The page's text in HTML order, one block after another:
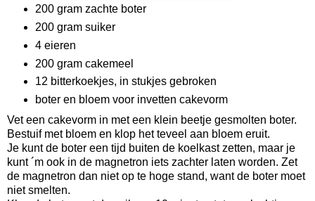
200 gram zachte boter
200 gram suiker
4 eieren
200 gram cakemeel
12 bitterkoekjes, in stukjes gebroken
boter en bloem voor invetten cakevorm
Vet een cakevorm in met een klein beetje gesmolten boter.
Bestuif met bloem en klop het teveel aan bloem eruit.
Je kunt de boter een tijd buiten de koelkast zetten, maar je
kunt ´m ook in de magnetron iets zachter laten worden. Zet
de magnetron dan niet op te hoge stand, want de boter moet
niet smelten.